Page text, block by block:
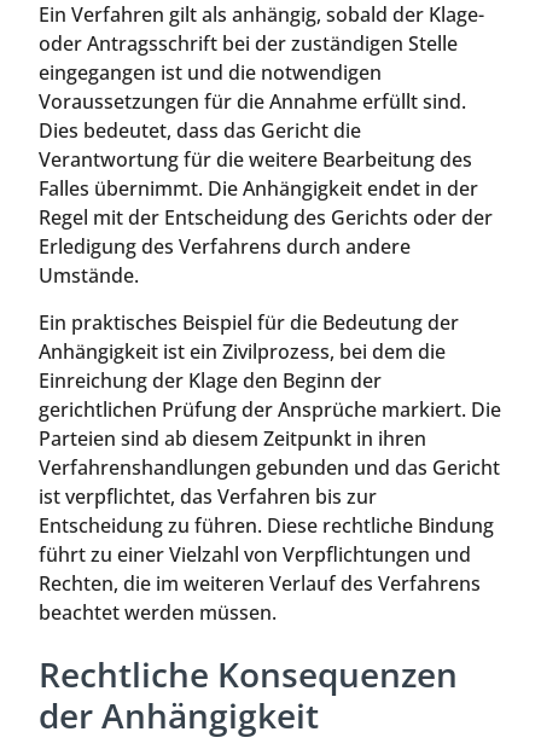
Ein Verfahren gilt als anhängig, sobald der Klage-
oder Antragsschrift bei der zuständigen Stelle
eingegangen ist und die notwendigen
Voraussetzungen für die Annahme erfüllt sind.
Dies bedeutet, dass das Gericht die
Verantwortung für die weitere Bearbeitung des
Falles übernimmt. Die Anhängigkeit endet in der
Regel mit der Entscheidung des Gerichts oder der
Erledigung des Verfahrens durch andere
Umstände.
Ein praktisches Beispiel für die Bedeutung der
Anhängigkeit ist ein Zivilprozess, bei dem die
Einreichung der Klage den Beginn der
gerichtlichen Prüfung der Ansprüche markiert. Die
Parteien sind ab diesem Zeitpunkt in ihren
Verfahrenshandlungen gebunden und das Gericht
ist verpflichtet, das Verfahren bis zur
Entscheidung zu führen. Diese rechtliche Bindung
führt zu einer Vielzahl von Verpflichtungen und
Rechten, die im weiteren Verlauf des Verfahrens
beachtet werden müssen.
Rechtliche Konsequenzen
der Anhängigkeit